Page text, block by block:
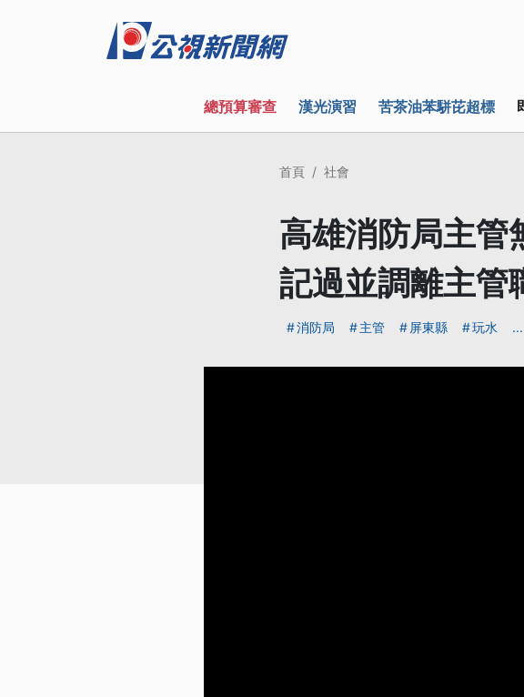
總預算審查 漢光演習 苦茶油苯駢芘超標
首頁 社會
高雄消防局主管
記過並調離主管
消防局 主管 屏東縣 玩水 ...